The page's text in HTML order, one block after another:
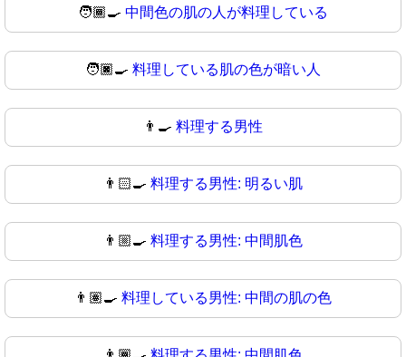
🧑🏾‍🍳 中間色の肌の人が料理している
🧑🏿‍🍳 料理している肌の色が暗い人
👨‍🍳 料理する男性
👨🏻‍🍳 料理する男性: 明るい肌
👨🏼‍🍳 料理する男性: 中間肌色
👨🏽‍🍳 料理している男性: 中間の肌の色